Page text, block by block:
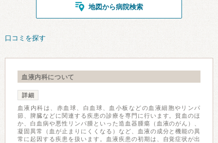
地図から病院検索
口コミを探す
血液内科について
詳細
血液内科は、赤血球、白血球、血小板などの血液細胞やリンパ
節、脾臓などに関連する疾患の診療を専門に行います。貧血のほ
か、白血病や悪性リンパ腫といった造血器腫瘍（血液のがん）、
凝固異常（血が止まりにくくなる）など、血液の成分と機能の異
常に起因する疾患を扱います。血液疾患の初期は、自覚症状が出